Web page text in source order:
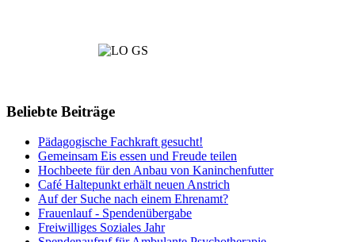
Beliebte Beiträge
Pädagogische Fachkraft gesucht!
Gemeinsam Eis essen und Freude teilen
Hochbeete für den Anbau von Kaninchenfutter
Café Haltepunkt erhält neuen Anstrich
Auf der Suche nach einem Ehrenamt?
Frauenlauf - Spendenübergabe
Freiwilliges Soziales Jahr